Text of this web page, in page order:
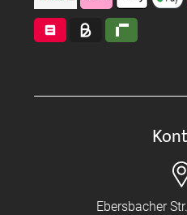
Ebersbacher